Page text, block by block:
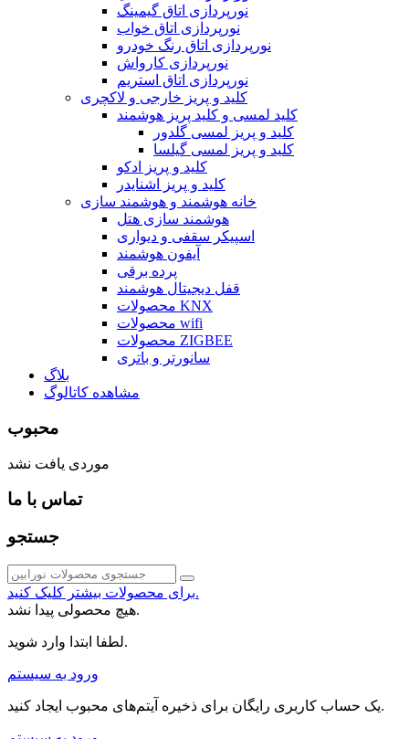
نورپردازی اتاق گیمینگ
نورپردازی اتاق خواب
نورپردازی اتاق رنگ خودرو
نورپردازی کارواش
نورپردازی اتاق استریم
کلید و پریز خارجی و لاکچری
کلید لمسی و کلید پریز هوشمند
کلید و پریز لمسی گلدور
کلید و پریز لمسی گیلسا
کلید و پریز ادکو
کلید و پریز اشنایدر
خانه هوشمند و هوشمند سازی
هوشمند سازی هتل
اسپیکر سقفی و دیواری
آیفون هوشمند
پرده برقی
قفل دیجیتال هوشمند
محصولات KNX
محصولات wifi
محصولات ZIGBEE
سانورتر و باتری
بلاگ
مشاهده کاتالوگ
محبوب
موردی یافت نشد
تماس با ما
جستجو
برای محصولات بیشتر کلیک کنید.
هیچ محصولی پیدا نشد.
لطفا ابتدا وارد شوید.
ورود به سیستم
یک حساب کاربری رایگان برای ذخیره آیتم‌های محبوب ایجاد کنید.